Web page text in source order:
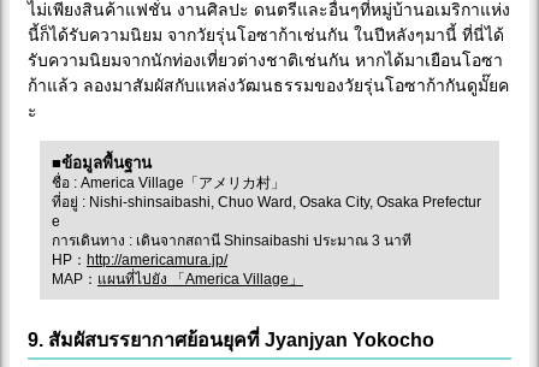
ไม่เพียงสินค้าแฟชั่น งานศิลปะ ดนตรีและอื่นๆที่หมู่บ้านอเมริกาแห่ง
นี้ก็ได้รับความนิยม จากวัยรุ่นโอซาก้าเช่นกัน ในปีหลังๆมานี้ ที่นี่ได้
รับความนิยมจากนักท่องเที่ยวต่างชาติเช่นกัน หากได้มาเยือนโอซา
ก้าแล้ว ลองมาสัมผัสกับแหล่งวัฒนธรรมของวัยรุ่นโอซาก้ากันดูมั๊ยค
ะ
■ข้อมูลพื้นฐาน
ชื่อ : America Village「アメリカ村」
ที่อยู่ : Nishi-shinsaibashi, Chuo Ward, Osaka City, Osaka Prefectur
e
การเดินทาง : เดินจากสถานี Shinsaibashi ประมาณ 3 นาที
HP： http://americamura.jp/
MAP： แผนที่ไปยัง 「America Village」
9. สัมผัสบรรยากาศย้อนยุคที่ Jyanjyan Yokocho